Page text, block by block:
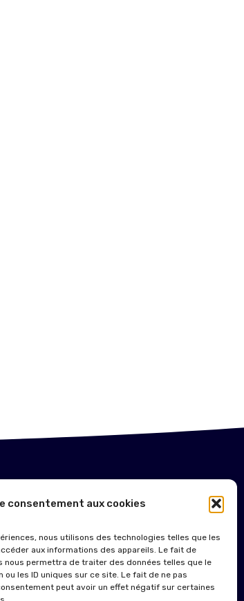
consentement aux cookies
nous utilisons des technologies telles que les
aux informations des appareils. Le fait de
nous permettra de traiter des données telles que le
les ID uniques sur ce site. Le fait de ne pas
peut avoir un effet négatif sur certaines